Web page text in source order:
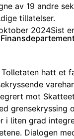
av 19 andre
tillatelser.
2024Sist
Tolletaten hatt et
mot
grensekryssing
i liten grad
Dialogen